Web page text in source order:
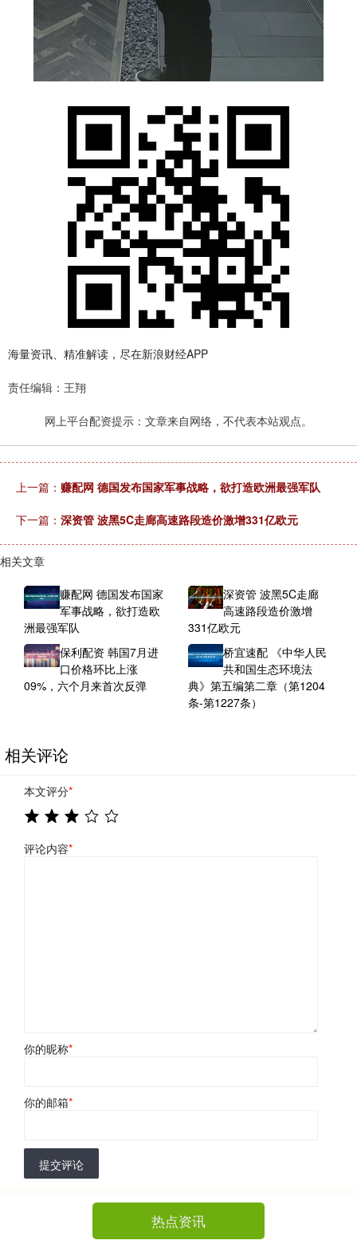
海量资讯、精准解读，尽在新浪财经APP
责任编辑：王翔
网上平台配资提示：文章来自网络，不代表本站观点。
上一篇： 赚配网 德国发布国家军事战略，欲打造欧洲最强军队
下一篇： 深资管 波黑5C走廊高速路段造价激增331亿欧元
相关文章
赚配网 德国发布国家
军事战略，欲打造欧
洲最强军队
深资管 波黑5C走廊
高速路段造价激增
331亿欧元
保利配资 韩国7月进
口价格环比上涨
09%，六个月来首次反弹
桥宜速配 《中华人民
共和国生态环境法
典》第五编第二章（第1204
条-第1227条）
相关评论
本文评分*
评论内容*
你的昵称*
你的邮箱*
提交评论
热点资讯